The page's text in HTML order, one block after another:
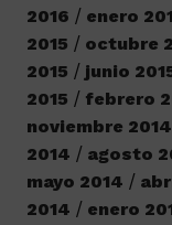
2016
enero
2015
octubre
2015
junio
2015
febrero
noviembre 2014
2014
agosto
mayo 2014
2014
enero